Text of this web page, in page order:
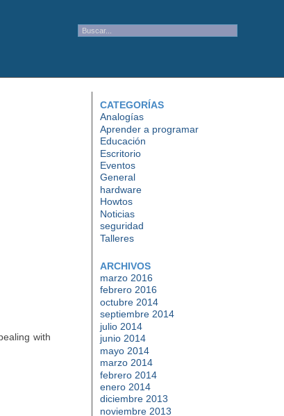
with
CATEGORÍAS
Analogías
Aprender a programar
Educación
Escritorio
Eventos
General
hardware
Howtos
Noticias
seguridad
Talleres
ARCHIVOS
marzo 2016
febrero 2016
octubre 2014
septiembre 2014
julio 2014
junio 2014
mayo 2014
marzo 2014
febrero 2014
enero 2014
diciembre 2013
noviembre 2013